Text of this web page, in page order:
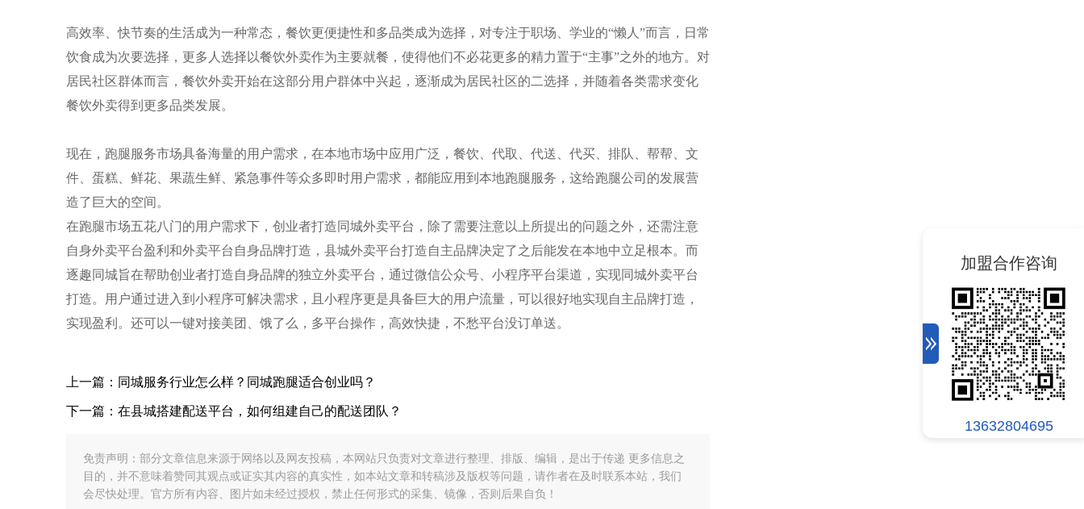
加盟合作咨询
13632804695
高效率、快节奏的生活成为一种常态，餐饮更便捷性和多品类成为选择，对专注于职场、学业的“懒人”而言，日常
饮食成为次要选择，更多人选择以餐饮外卖作为主要就餐，使得他们不必花更多的精力置于“主事”之外的地方。对
居民社区群体而言，餐饮外卖开始在这部分用户群体中兴起，逐渐成为居民社区的二选择，并随着各类需求变化
餐饮外卖得到更多品类发展。
现在，跑腿服务市场具备海量的用户需求，在本地市场中应用广泛，餐饮、代取、代送、代买、排队、帮帮、文
件、蛋糕、鲜花、果蔬生鲜、紧急事件等众多即时用户需求，都能应用到本地跑腿服务，这给跑腿公司的发展营
造了巨大的空间。
在跑腿市场五花八门的用户需求下，创业者打造同城外卖平台，除了需要注意以上所提出的问题之外，还需注意
自身外卖平台盈利和外卖平台自身品牌打造，县城外卖平台打造自主品牌决定了之后能发在本地中立足根本。而
逐趣同城旨在帮助创业者打造自身品牌的独立外卖平台，通过微信公众号、小程序平台渠道，实现同城外卖平台
打造。用户通过进入到小程序可解决需求，且小程序更是具备巨大的用户流量，可以很好地实现自主品牌打造，
实现盈利。还可以一键对接美团、饿了么，多平台操作，高效快捷，不愁平台没订单送。
上一篇：同城服务行业怎么样？同城跑腿适合创业吗？
下一篇：在县城搭建配送平台，如何组建自己的配送团队？
免责声明：部分文章信息来源于网络以及网友投稿，本网站只负责对文章进行整理、排版、编辑，是出于传递 更多信息之
目的，并不意味着赞同其观点或证实其内容的真实性，如本站文章和转稿涉及版权等问题，请作者在及时联系本站，我们
会尽快处理。官方所有内容、图片如未经过授权，禁止任何形式的采集、镜像，否则后果自负！